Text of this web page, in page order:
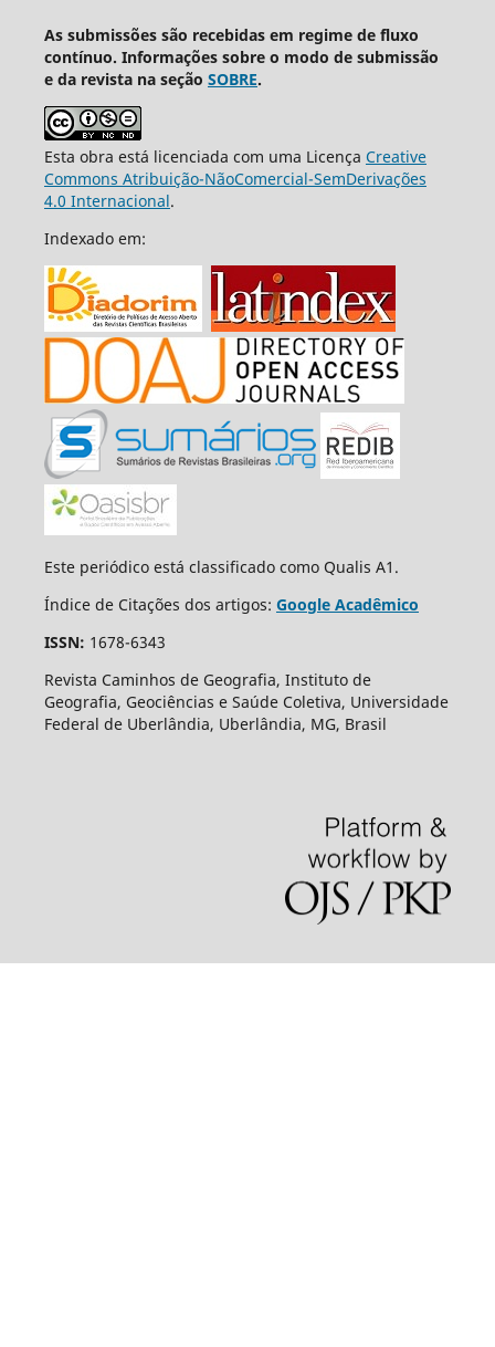
As submissões são recebidas em regime de fluxo
contínuo. Informações sobre o modo de submissão
e da revista na seção SOBRE.
Esta obra está licenciada com uma Licença Creative
Commons Atribuição-NãoComercial-SemDerivações
4.0 Internacional.
Indexado em:
Este periódico está classificado como Qualis A1.
Índice de Citações dos artigos: Google Acadêmico
ISSN: 1678-6343
Revista Caminhos de Geografia, Instituto de
Geografia, Geociências e Saúde Coletiva, Universidade
Federal de Uberlândia, Uberlândia, MG, Brasil